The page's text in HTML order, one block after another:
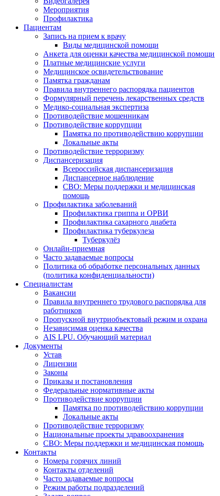
Мероприятия
Профилактика
Пациентам
Запись на прием к врачу
Виды медицинской помощи
Анкета для оценки качества медицинской помощи
Платные медицинские услуги
Медицинское освидетельствование
Памятка гражданам
Правила внутреннего распорядка пациентов
Формулярный перечень лекарственных средств
Медико-социальная экспертиза
Противодействие мошенникам
Противодействие коррупции
Памятка по противодействию коррупции
Локальные акты
Противодействие терроризму
Диспансеризация
Всероссийская диспансеризация
Диспансерное наблюдение
СВО: Меры поддержки и медицинская
помощь
Профилактика заболеваний
Профилактика гриппа и ОРВИ
Профилактика сахарного диабета
Профилактика туберкулеза
Туберкулёз
Онлайн-приемная
Часто задаваемые вопросы
Политика об обработке персональных данных
(политика конфиденциальности)
Специалистам
Вакансии
Правила внутреннего трудового распорядка для
работников
Пропускной внутриобъектовый режим и охрана
Независимая оценка качества
AIS LPU. Обучающий материал
Документы
Устав
Лицензии
Законы
Приказы и постановления
Федеральные нормативные акты
Противодействие коррупции
Памятка по противодействию коррупции
Локальные акты
Противодействие терроризму
Национальные проекты здравоохранения
СВО: Меры поддержки и медицинская помощь
Контакты
Номера горячих линий
Контакты отделений
Часто задаваемые вопросы
Режим работы подразделений